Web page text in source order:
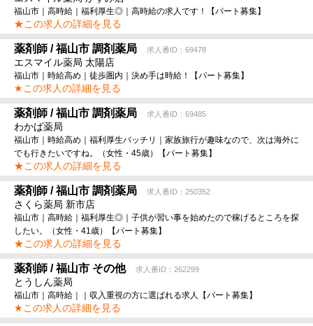
福山市｜高時給｜福利厚生◎｜高時給の求人です！【パート募集】
★この求人の詳細を見る
薬剤師 / 福山市 調剤薬局 求人番ID：69478
エスマイル薬局 太陽店
福山市｜時給高め｜徒歩圏内｜決め手は時給！【パート募集】
★この求人の詳細を見る
薬剤師 / 福山市 調剤薬局 求人番ID：69485
わかば薬局
福山市｜時給高め｜福利厚生バッチリ｜家族旅行が趣味なので、次は海外に
でも行きたいですね。（女性・45歳）【パート募集】
★この求人の詳細を見る
薬剤師 / 福山市 調剤薬局 求人番ID：250352
さくら薬局 新市店
福山市｜高時給｜福利厚生◎｜子供が習い事を始めたので稼げるところを探
したい。（女性・41歳）【パート募集】
★この求人の詳細を見る
薬剤師 / 福山市 その他 求人番ID：262299
とうしん薬局
福山市｜高時給｜｜収入重視の方に選ばれる求人【パート募集】
★この求人の詳細を見る